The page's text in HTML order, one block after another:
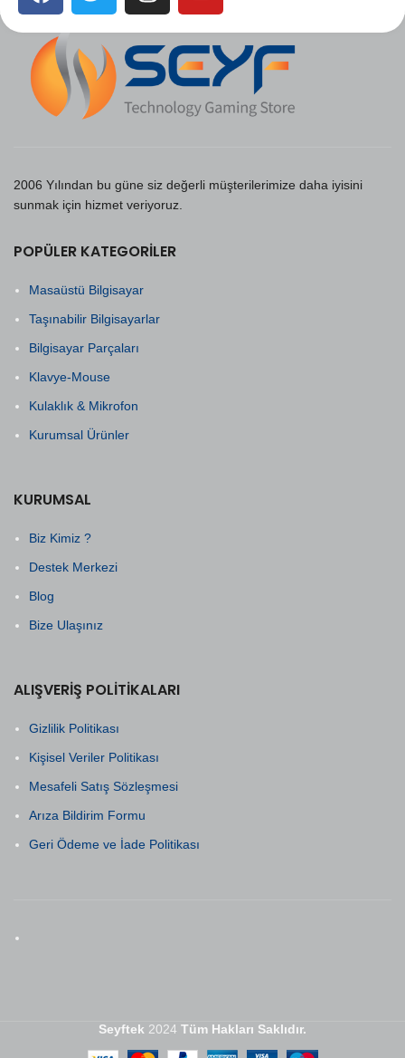
2006 Yılından bu güne siz değerli müşterilerimize daha iyisini
sunmak için hizmet veriyoruz.
POPÜLER KATEGORILER
Masaüstü Bilgisayar
Taşınabilir Bilgisayarlar
Bilgisayar Parçaları
Klavye-Mouse
Kulaklık & Mikrofon
Kurumsal Ürünler
KURUMSAL
Biz Kimiz ?
Destek Merkezi
Blog
Bize Ulaşınız
ALIŞVERIŞ POLITIKALARI
Gizlilik Politikası
Kişisel Veriler Politikası
Mesafeli Satış Sözleşmesi
Arıza Bildirim Formu
Geri Ödeme ve İade Politikası
Seyftek 2024 Tüm Hakları Saklıdır.